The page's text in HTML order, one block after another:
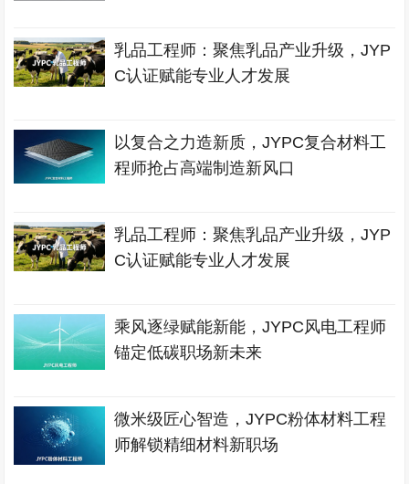
乳品工程师：聚焦乳品产业升级，JYP
C认证赋能专业人才发展
以复合之力造新质，JYPC复合材料工
程师抢占高端制造新风口
乳品工程师：聚焦乳品产业升级，JYP
C认证赋能专业人才发展
乘风逐绿赋能新能，JYPC风电工程师
锚定低碳职场新未来
微米级匠心智造，JYPC粉体材料工程
师解锁精细材料新职场